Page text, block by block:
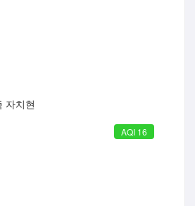
자치현
AQI 16